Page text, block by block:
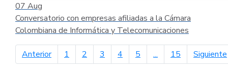
07 Aug
Conversatorio con empresas afiliadas a la Cámara
Colombiana de Informática y Telecomunicaciones
Anteriorpágina anterior
1 2 3 4 5 ... 15 Siguiente